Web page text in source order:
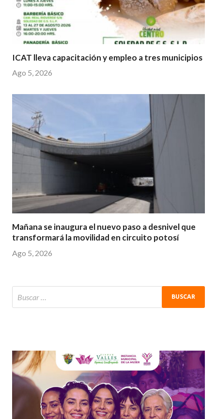
ICAT lleva capacitación y empleo a tres municipios
Ago 5, 2026
Mañana se inaugura el nuevo paso a desnivel que
transformará la movilidad en circuito potosí
Ago 5, 2026